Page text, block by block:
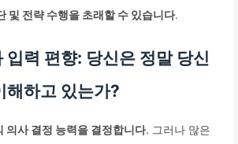
및 전략 수행을 초래할 수 있습니다.
입력 편향: 당신은 정말 당신
해하고 있는가?
의사 결정 능력을 결정합니다. 그러나 많은